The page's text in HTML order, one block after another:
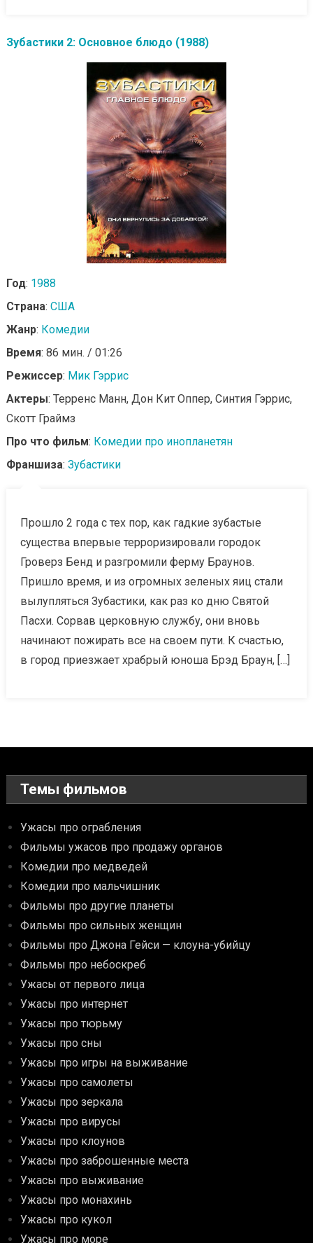
Зубастики 2: Основное блюдо (1988)
Год: 1988
Страна: США
Жанр: Комедии
Время: 86 мин. / 01:26
Режиссер: Мик Гэррис
Актеры: Терренс Манн, Дон Кит Оппер, Синтия Гэррис,
Скотт Граймз
Про что фильм: Комедии про инопланетян
Франшиза: Зубастики
Прошло 2 года с тех пор, как гадкие зубастые
существа впервые терроризировали городок
Гроверз Бенд и разгромили ферму Браунов.
Пришло время, и из огромных зеленых яиц стали
вылупляться Зубастики, как раз ко дню Святой
Пасхи. Сорвав церковную службу, они вновь
начинают пожирать все на своем пути. К счастью,
в город приезжает храбрый юноша Брэд Браун, […]
Темы фильмов
Ужасы про ограбления
Фильмы ужасов про продажу органов
Комедии про медведей
Комедии про мальчишник
Фильмы про другие планеты
Фильмы про сильных женщин
Фильмы про Джона Гейси — клоуна-убийцу
Фильмы про небоскреб
Ужасы от первого лица
Ужасы про интернет
Ужасы про тюрьму
Ужасы про сны
Ужасы про игры на выживание
Ужасы про самолеты
Ужасы про зеркала
Ужасы про вирусы
Ужасы про клоунов
Ужасы про заброшенные места
Ужасы про выживание
Ужасы про монахинь
Ужасы про кукол
Ужасы про море